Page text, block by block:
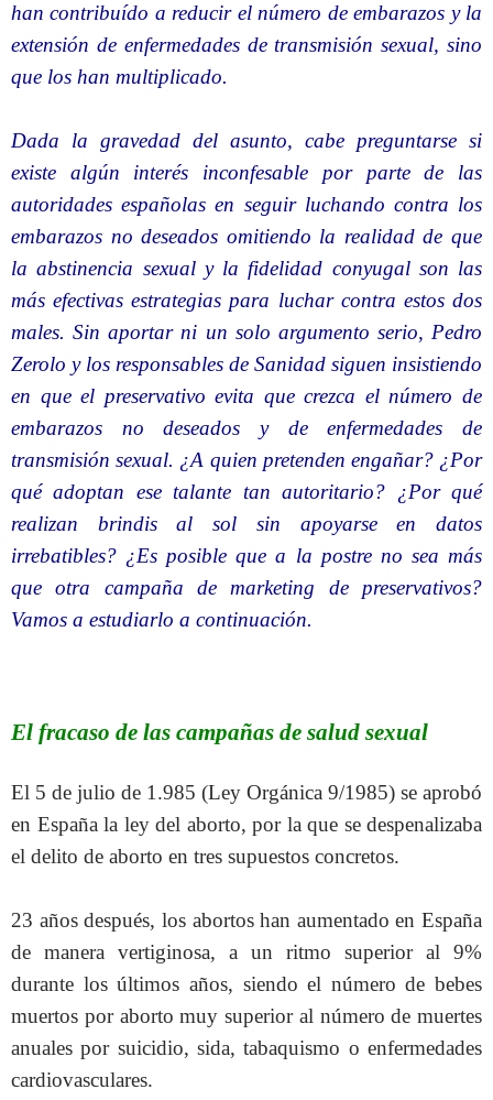
han contribuído a reducir el número de embarazos y la
extensión de enfermedades de transmisión sexual, sino
que los han multiplicado.
Dada la gravedad del asunto, cabe preguntarse si
existe algún interés inconfesable por parte de las
autoridades españolas en seguir luchando contra los
embarazos no deseados omitiendo la realidad de que
la abstinencia sexual y la fidelidad conyugal son las
más efectivas estrategias para luchar contra estos dos
males. Sin aportar ni un solo argumento serio, Pedro
Zerolo y los responsables de Sanidad siguen insistiendo
en que el preservativo evita que crezca el número de
embarazos no deseados y de enfermedades de
transmisión sexual. ¿A quien pretenden engañar? ¿Por
qué adoptan ese talante tan autoritario? ¿Por qué
realizan brindis al sol sin apoyarse en datos
irrebatibles? ¿Es posible que a la postre no sea más
que otra campaña de marketing de preservativos?
Vamos a estudiarlo a continuación.
El fracaso de las campañas de salud sexual
El 5 de julio de 1.985 (Ley Orgánica 9/1985) se aprobó
en España la ley del aborto, por la que se despenalizaba
el delito de aborto en tres supuestos concretos.
23 años después, los abortos han aumentado en España
de manera vertiginosa, a un ritmo superior al 9%
durante los últimos años, siendo el número de bebes
muertos por aborto muy superior al número de muertes
anuales por suicidio, sida, tabaquismo o enfermedades
cardiovasculares.